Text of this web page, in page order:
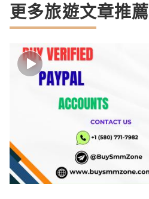
更多旅遊文章推薦